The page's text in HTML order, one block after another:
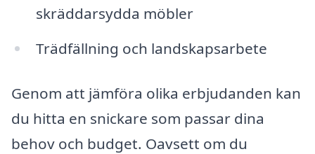
skräddarsydda möbler
Trädfällning och landskapsarbete
Genom att jämföra olika erbjudanden kan
du hitta en snickare som passar dina
behov och budget. Oavsett om du